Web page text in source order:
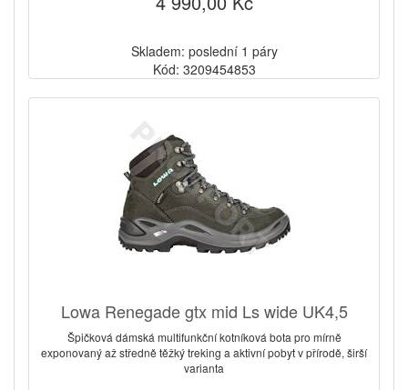
Skladem: poslední 1 páry
Kód: 3209454853
Lowa Renegade gtx mid Ls wide UK4,5
Špičková dámská multifunkční kotníková bota pro mírně
exponovaný až středně těžký treking a aktivní pobyt v přírodě, širší
varianta